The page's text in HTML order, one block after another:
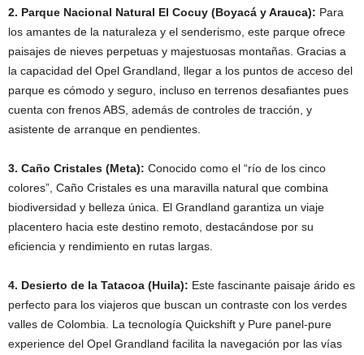
2. Parque Nacional Natural El Cocuy (Boyacá y Arauca): Para
los amantes de la naturaleza y el senderismo, este parque ofrece
paisajes de nieves perpetuas y majestuosas montañas. Gracias a
la capacidad del Opel Grandland, llegar a los puntos de acceso del
parque es cómodo y seguro, incluso en terrenos desafiantes pues
cuenta con frenos ABS, además de controles de tracción, y
asistente de arranque en pendientes.
3. Caño Cristales (Meta): Conocido como el “río de los cinco
colores”, Caño Cristales es una maravilla natural que combina
biodiversidad y belleza única. El Grandland garantiza un viaje
placentero hacia este destino remoto, destacándose por su
eficiencia y rendimiento en rutas largas.
4. Desierto de la Tatacoa (Huila): Este fascinante paisaje árido es
perfecto para los viajeros que buscan un contraste con los verdes
valles de Colombia. La tecnología Quickshift y Pure panel-pure
experience del Opel Grandland facilita la navegación por las vías